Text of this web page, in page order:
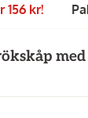
156 kr!